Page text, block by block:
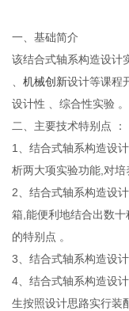
一、基础简介
该结合式轴系构造设计
、机械创新设计等课程
设计性 、综合性实验
二、主要技术特别点 ：
1、结合式轴系构造设
析两大项实验功能,对
2、结合式轴系构造设
箱,能便利地结合出数
的特别点 。
3、结合式轴系构造设
4、结合式轴系构造设
生按照设计思路实行装